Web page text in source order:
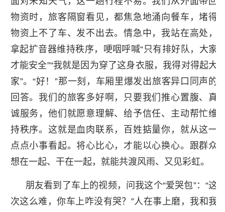
物资时，旅客隔窗看见，都焦急地涌向餐车，堵得
物资上不了车、发不出去。情急中，我站在高处，
拿起扩音器维持秩序，哽咽呼喊“只有排好队，大家
才能安全”“我就是因为穿了这身衣服，我得对得起大
家”。“好！”那一刻，车厢里爆发出旅客异口同声的
回答。我们的旅客多好啊，只要我们推心置腹、真
诚服务，他们就愿意理解、给予信任、主动帮忙维
持秩序。这就是血肉联系，百姓掂量你，就从这一
点点小事看起。将心比心，才能以心换心。跟群众
想在一起、干在一起，就能共渡风雨、又见彩虹。
朋友看到了车上的视频，问我这个“爱哭包”：“这
次这么难，你车上咋没有哭？”人在事上磨，我和我